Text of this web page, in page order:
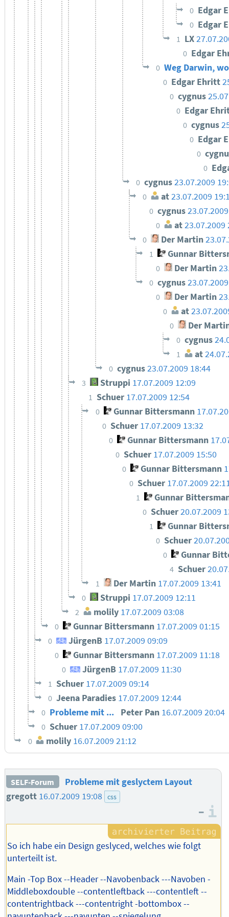
0 Edgar
0 Edgar
1 LX
0 Edgar
0 Weg Darwin,
0 Edgar Ehritt
0 cygnus
0 Edgar
0 cygnus
0 Edgar
0
0
0 cygnus23.07.2009
0 at23.07.2009
0 cygnus
0 at23.07.2009
0 Der Martin
1 Gunnar
0 Der Martin
0 cygnus
0 Der Martin
0 at
0 Der
0 cygnus
1 at
0 cygnus23.07.2009 18:44
3 Struppi 17.07.2009 12:09
1 Schuer 17.07.2009 12:54
0 Gunnar Bittersmann
0 Schuer 17.07.2009 13:32
0 Gunnar Bittersmann
0 Schuer 17.07.2009 15:50
0 Gunnar Bittersmann
0 Schuer 17.07.2009
1 Gunnar
0 Schuer20.07.2009
1 Gunnar
0 Schuer
0 Gunnar
4 Schuer
1 Der Martin 17.07.2009 13:41
0 Struppi 17.07.2009 12:11
2 molily 17.07.2009 03:08
0 Gunnar Bittersmann 17.07.2009 01:15
0 JürgenB 17.07.2009 09:09
0 Gunnar Bittersmann 17.07.2009 11:18
0 JürgenB 17.07.2009 11:30
1 Schuer 17.07.2009 09:14
0 Jeena Paradies 17.07.2009 12:44
0 Probleme mit ... Peter Pan 16.07.2009 20:04
0 Schuer 17.07.2009 09:00
0 molily 16.07.2009 21:12
SELF-Forum
Probleme mit geslyctem Layout
gregott 16.07.2009 19:08 css
–
So ich habe ein Design geslyced, welches wie folgt
unterteilt ist.
Main -Top Box --Header --Navobenback ---Navoben -
Middleboxdouble --contentleftback ---contentleft --
contentrightback ---contentright -bottombox --